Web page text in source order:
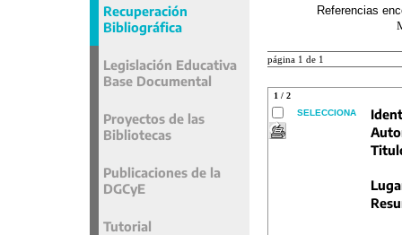
Recuperación
Bibliográfica
Legislación Educativa
Base Documental
Proyectos de las
Bibliotecas
Publicaciones de la
DGCyE
Tutorial
Referencias
página 1 de 1
1 / 2
SELECCIONA